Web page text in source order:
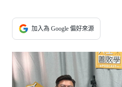
加入為 Google 偏好來源